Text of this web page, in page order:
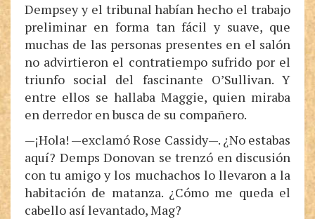
Dempsey y el tribunal habían hecho el trabajo
preliminar en forma tan fácil y suave, que
muchas de las personas presentes en el salón
no advirtieron el contratiempo sufrido por el
triunfo social del fascinante O’Sullivan. Y
entre ellos se hallaba Maggie, quien miraba
en derredor en busca de su compañero.
—¡Hola! —exclamó Rose Cassidy—. ¿No estabas
aquí? Demps Donovan se trenzó en discusión
con tu amigo y los muchachos lo llevaron a la
habitación de matanza. ¿Cómo me queda el
cabello así levantado, Mag?